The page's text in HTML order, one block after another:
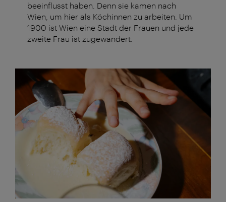
beeinflusst haben. Denn sie kamen nach
Wien, um hier als Köchinnen zu arbeiten. Um
1900 ist Wien eine Stadt der Frauen und jede
zweite Frau ist zugewandert.